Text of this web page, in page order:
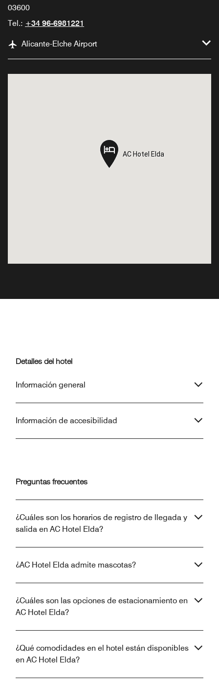
03600
Tel.: +34 96-6981221
Alicante-Elche Airport
AC Hotel Elda
AC Hotel Elda
Detalles del hotel
Información general
Información de accesibilidad
Preguntas frecuentes
¿Cuáles son los horarios de registro de llegada y
salida en AC Hotel Elda?
¿AC Hotel Elda admite mascotas?
¿Cuáles son las opciones de estacionamiento en
AC Hotel Elda?
¿Qué comodidades en el hotel están disponibles
en AC Hotel Elda?